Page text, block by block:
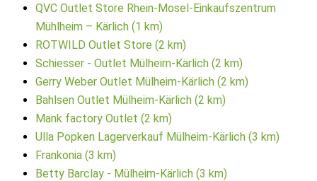
QVC Outlet Store Rhein-Mosel-Einkaufszentrum
Mühlheim – Kärlich (1 km)
ROTWILD Outlet Store (2 km)
Schiesser - Outlet Mülheim-Kärlich (2 km)
Gerry Weber Outlet Mülheim-Kärlich (2 km)
Bahlsen Outlet Mülheim-Kärlich (2 km)
Mank factory Outlet (2 km)
Ulla Popken Lagerverkauf Mülheim-Kärlich (3 km)
Frankonia (3 km)
Betty Barclay - Mülheim-Kärlich (3 km)